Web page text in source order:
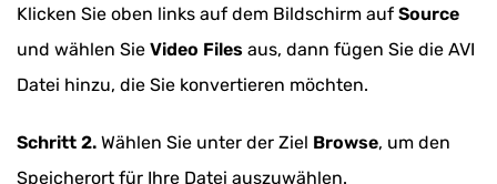
Klicken Sie oben links auf dem Bildschirm auf Source
und wählen Sie Video Files aus, dann fügen Sie die AVI
Datei hinzu, die Sie konvertieren möchten.
Schritt 2. Wählen Sie unter der Ziel Browse, um den
Speicherort für Ihre Datei auszuwählen.